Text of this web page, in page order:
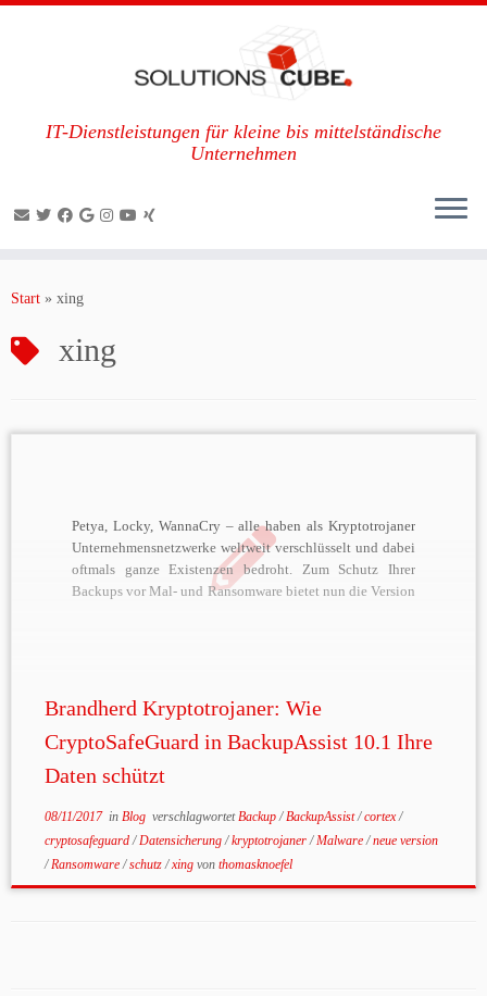
Inhalt
IT-Dienstleistungen für kleine bis mittelständische
Unternehmen
Start » xing
xing
Petya, Locky, WannaCry – alle haben als Kryptotrojaner
Unternehmensnetzwerke weltweit verschlüsselt und dabei
oftmals ganze Existenzen bedroht. Zum Schutz Ihrer
Backups vor Mal- und Ransomware bietet nun die Version
Brandherd Kryptotrojaner: Wie
CryptoSafeGuard in BackupAssist 10.1 Ihre
Daten schützt
08/11/2017in Blog verschlagwortetBackup/BackupAssist/cortex/
cryptosafeguard/Datensicherung/kryptotrojaner/Malware/neue version
/Ransomware/schutz/xing von thomasknoefel